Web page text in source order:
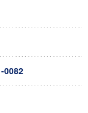
0082